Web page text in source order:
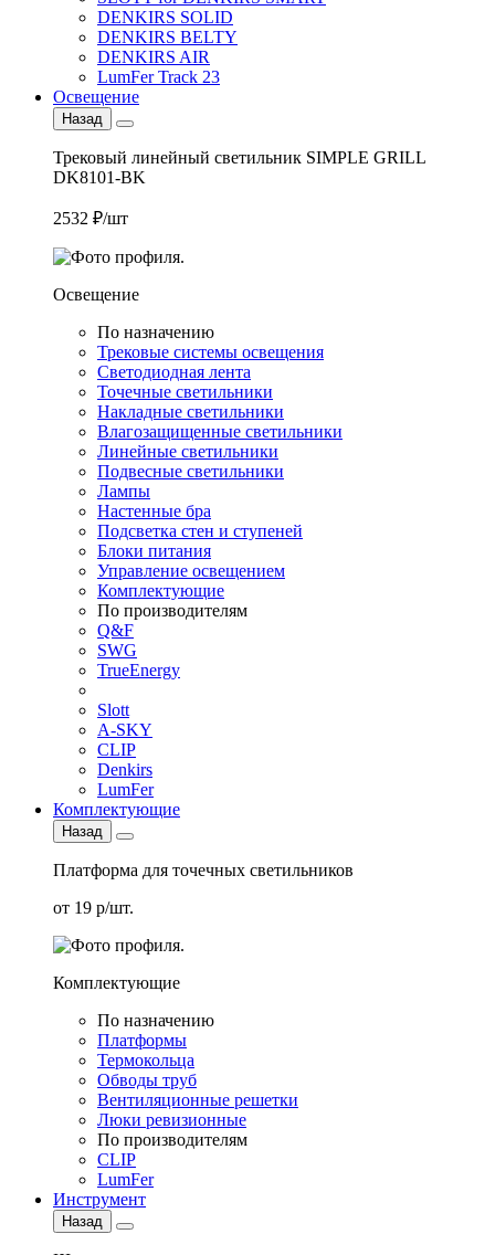
DENKIRS SOLID
DENKIRS BELTY
DENKIRS AIR
LumFer Track 23
Освещение
Назад
Трековый линейный светильник SIMPLE GRILL
DK8101-BK
2532 ₽/шт
Освещение
По назначению
Трековые системы освещения
Светодиодная лента
Точечные светильники
Накладные светильники
Влагозащищенные светильники
Линейные светильники
Подвесные светильники
Лампы
Настенные бра
Подсветка стен и ступеней
Блоки питания
Управление освещением
Комплектующие
По производителям
Q&F
SWG
TrueEnergy
Slott
A-SKY
CLIP
Denkirs
LumFer
Комплектующие
Назад
Платформа для точечных светильников
от 19 р/шт.
Комплектующие
По назначению
Платформы
Термокольца
Обводы труб
Вентиляционные решетки
Люки ревизионные
По производителям
CLIP
LumFer
Инструмент
Назад